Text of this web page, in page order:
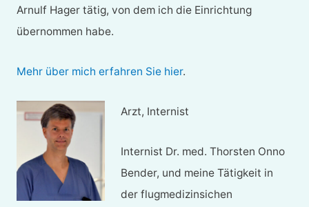
Arnulf Hager tätig, von dem ich die Einrichtung
übernommen habe.
Mehr über mich erfahren Sie hier.
Arzt, Internist
Internist Dr. med. Thorsten Onno
Bender, und meine Tätigkeit in
der flugmedizinsichen